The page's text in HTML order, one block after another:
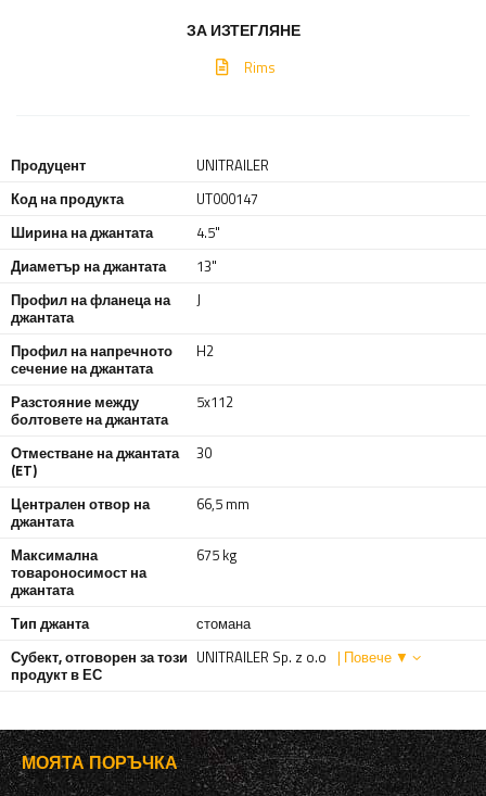
ЗА ИЗТЕГЛЯНЕ
Rims
Продуцент
UNITRAILER
Код на продукта
UT000147
Ширина на джантата
4.5"
Диаметър на джантата
13"
Профил на фланеца на
джантата
J
Профил на напречното
сечение на джантата
H2
Разстояние между
болтовете на джантата
5x112
Отместване на джантата
(ET)
30
Централен отвор на
джантата
66,5 mm
Максимална
товароносимост на
джантата
675 kg
Тип джанта
стомана
Субект, отговорен за този
продукт в ЕС
UNITRAILER Sp. z o.o | Повече ▼
МОЯТА ПОРЪЧКА